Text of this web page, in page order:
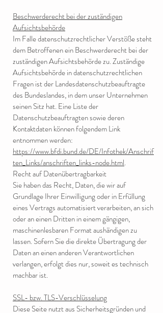
Beschwerderecht bei der zuständigen
Aufsichtsbehörde
Im Falle datenschutzrechtlicher Verstöße steht
dem Betroffenen ein Beschwerderecht bei der
zuständigen Aufsichtsbehörde zu. Zuständige
Aufsichtsbehörde in datenschutzrechtlichen
Fragen ist der Landesdatenschutzbeauftragte
des Bundeslandes, in dem unser Unternehmen
seinen Sitz hat. Eine Liste der
Datenschutzbeauftragten sowie deren
Kontaktdaten können folgendem Link
entnommen werden:
https://www.bfdi.bund.de/DE/Infothek/Anschrif
ten_Links/anschriften_links-node.html.
Recht auf Datenübertragbarkeit
Sie haben das Recht, Daten, die wir auf
Grundlage Ihrer Einwilligung oder in Erfüllung
eines Vertrags automatisiert verarbeiten, an sich
oder an einen Dritten in einem gängigen,
maschinenlesbaren Format aushändigen zu
lassen. Sofern Sie die direkte Übertragung der
Daten an einen anderen Verantwortlichen
verlangen, erfolgt dies nur, soweit es technisch
machbar ist.
SSL- bzw. TLS-Verschlüsselung
Diese Seite nutzt aus Sicherheitsgründen und